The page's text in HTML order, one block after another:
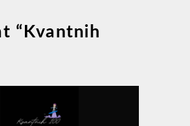
“Kvantnih